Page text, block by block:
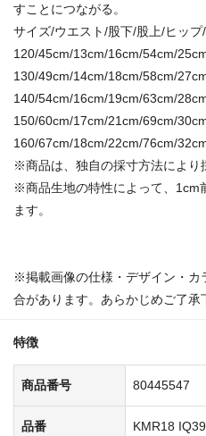
すことにつながる。
サイズ/ウエスト/股下/股上/ヒップ
120/45cm/13cm/16cm/54cm/
130/49cm/14cm/18cm/58cm/
140/54cm/16cm/19cm/63cm/
150/60cm/17cm/21cm/69cm/
160/67cm/18cm/22cm/76cm/
※商品は、独自の採寸方法により
※商品生地の特性によって、1cm
ます。
※掲載画像の仕様・デザイン・カ
合があります。あらかじめご了承
特徴
商品番号 80445547
品番 KMR18